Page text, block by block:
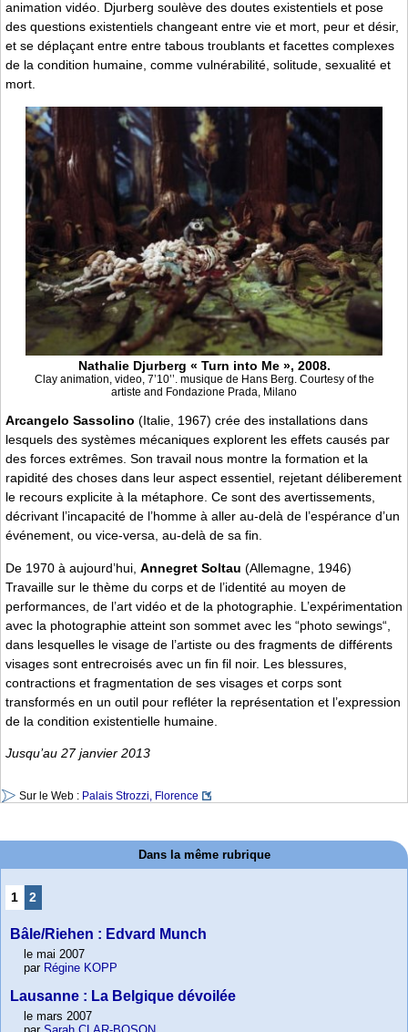
animation vidéo. Djurberg soulève des doutes existentiels et pose
des questions existentiels changeant entre vie et mort, peur et désir,
et se déplaçant entre entre tabous troublants et facettes complexes
de la condition humaine, comme vulnérabilité, solitude, sexualité et
mort.
Nathalie Djurberg « Turn into Me », 2008.
Clay animation, video, 7’10’’. musique de Hans Berg. Courtesy of the
artiste and Fondazione Prada, Milano
Arcangelo Sassolino (Italie, 1967) crée des installations dans
lesquels des systèmes mécaniques explorent les effets causés par
des forces extrêmes. Son travail nous montre la formation et la
rapidité des choses dans leur aspect essentiel, rejetant déliberement
le recours explicite à la métaphore. Ce sont des avertissements,
décrivant l’incapacité de l’homme à aller au-delà de l’espérance d’un
événement, ou vice-versa, au-delà de sa fin.
De 1970 à aujourd’hui, Annegret Soltau (Allemagne, 1946)
Travaille sur le thème du corps et de l’identité au moyen de
performances, de l’art vidéo et de la photographie. L’expérimentation
avec la photographie atteint son sommet avec les “photo sewings“,
dans lesquelles le visage de l’artiste ou des fragments de différents
visages sont entrecroisés avec un fin fil noir. Les blessures,
contractions et fragmentation de ses visages et corps sont
transformés en un outil pour refléter la représentation et l’expression
de la condition existentielle humaine.
Jusqu’au 27 janvier 2013
Sur le Web : Palais Strozzi, Florence
Dans la même rubrique
1 2
Bâle/Riehen : Edvard Munch
le mai 2007
par Régine KOPP
Lausanne : La Belgique dévoilée
le mars 2007